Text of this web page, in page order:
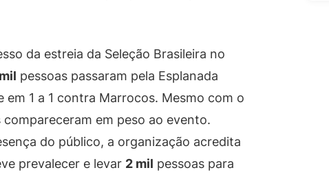
da estreia da Seleção Brasileira no
pessoas passaram pela Esplanada
1 a 1 contra Marrocos. Mesmo com o
em peso ao evento.
do público, a organização acredita
prevalecer e levar 2 mil pessoas para